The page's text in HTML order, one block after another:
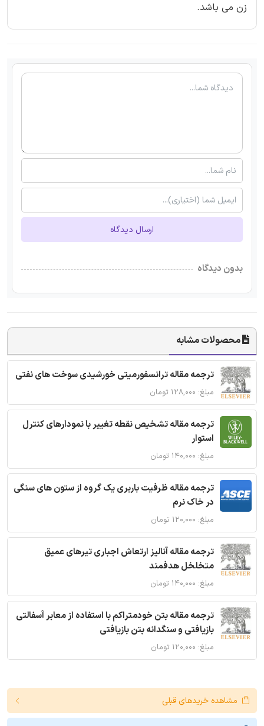
زن می باشد.
ارسال دیدگاه
بدون دیدگاه
محصولات مشابه
ترجمه مقاله ترانسفورمیتی خورشیدی سوخت های نفتی
مبلغ: ۱۲۸,۰۰۰ تومان
ترجمه مقاله تشخیص نقطه تغییر با نمودارهای کنترل
استوار
مبلغ: ۱۴۰,۰۰۰ تومان
ترجمه مقاله ظرفیت باربری یک گروه از ستون های سنگی
در خاک نرم
مبلغ: ۱۲۰,۰۰۰ تومان
ترجمه مقاله آنالیز ارتعاش اجباری تیرهای عمیق
متخلخل هدفمند
مبلغ: ۱۴۰,۰۰۰ تومان
ترجمه مقاله بتن خودمتراکم با استفاده از معابر آسفالتی
بازیافتی و سنگدانه بتن بازیافتی
مبلغ: ۱۲۰,۰۰۰ تومان
مشاهده خریدهای قبلی